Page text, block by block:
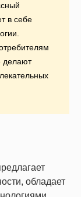
в себе
делают
обладает